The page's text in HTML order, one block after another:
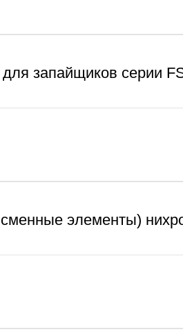
запайщиков серии
элементы)